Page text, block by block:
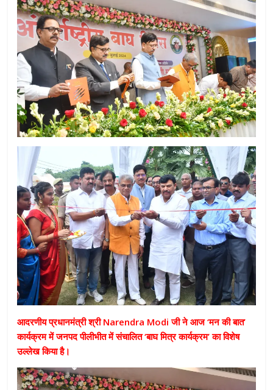
आदरणीय प्रधानमंत्री श्री Narendra Modi जी ने आज ‘मन की बात’
कार्यक्रम में जनपद पीलीभीत में संचालित ‘बाघ मित्र कार्यक्रम’ का विशेष
उल्लेख किया है।